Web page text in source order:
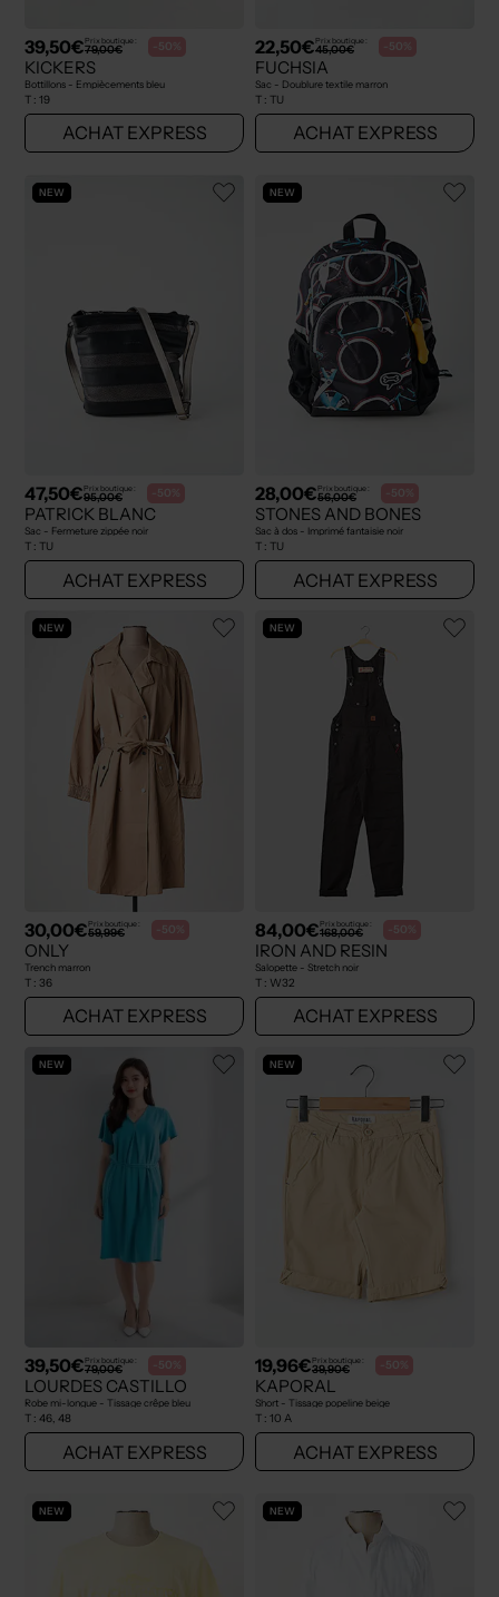
39,50€Prix boutique :
79,00€ -50%
KICKERS
Bottillons - Empiècements bleu
T : 19
ACHAT EXPRESS
22,50€Prix boutique :
45,00€ -50%
FUCHSIA
Sac - Doublure textile marron
T : TU
ACHAT EXPRESS
NEW
47,50€Prix boutique :
95,00€ -50%
PATRICK BLANC
Sac - Fermeture zippée noir
T : TU
ACHAT EXPRESS
NEW
28,00€Prix boutique :
56,00€ -50%
STONES AND BONES
Sac à dos - Imprimé fantaisie noir
T : TU
ACHAT EXPRESS
NEW
30,00€Prix boutique :
59,99€ -50%
ONLY
Trench marron
T : 36
ACHAT EXPRESS
NEW
84,00€Prix boutique :
168,00€ -50%
IRON AND RESIN
Salopette - Stretch noir
T : W32
ACHAT EXPRESS
NEW
39,50€Prix boutique :
79,00€ -50%
LOURDES CASTILLO
Robe mi-longue - Tissage crêpe bleu
T : 46, 48
ACHAT EXPRESS
NEW
19,96€Prix boutique :
39,90€ -50%
KAPORAL
Short - Tissage popeline beige
T : 10 A
ACHAT EXPRESS
NEW NEW